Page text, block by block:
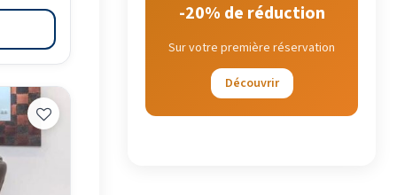
-20% de réduction
Sur votre première réservation
Découvrir